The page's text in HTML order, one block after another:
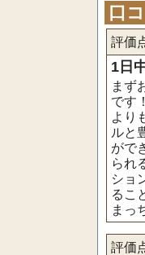
口
評価
1日
まず
です
より
ルと
がで
られ
ショ
るこ
まっ
評価